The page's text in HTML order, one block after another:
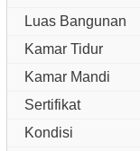
Luas Bangunan
Kamar Tidur
Kamar Mandi
Sertifikat
Kondisi